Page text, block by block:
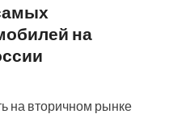
на
на вторичном рынке